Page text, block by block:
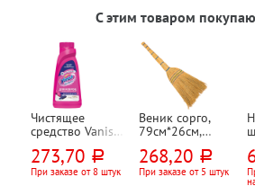
С этим товаром
Чистящее
средство Vanish,
"3 в 1 Действие
кислорода (Oxi
273,70 руб.
При заказе от 8 штук
Веник сорго,
79см*26см,
полипропиленов
ой нитью(5-ти
268,20 руб.
При заказе от 5 штук